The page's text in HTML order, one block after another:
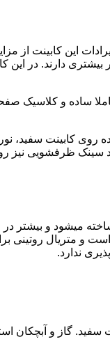
این کابینت
دارند. در این
ساده و کلاسیک
کابینت سفید،
سینک ظرفشویی نیز
میشود و بیشتر در
و متریال روتینی
ندارد.
گاز و آبچکان